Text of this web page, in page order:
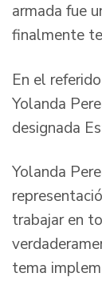
armada fue
finalmente
En el
Yolanda
designada
Yolanda
trabajar en
tema